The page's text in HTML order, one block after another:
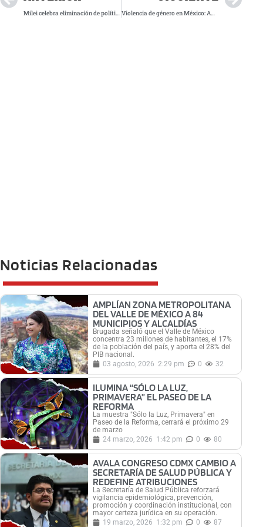
Milei celebra eliminación de políticas de género en el 8M; feministas denuncian aumento de femicidios Violencia de género en México: Amnistía Internacional exige acciones urgentes en el 8M
Noticias Relacionadas
AMPLÍAN ZONA METROPOLITANA
DEL VALLE DE MÉXICO A 84
MUNICIPIOS Y ALCALDÍAS
Brugada señaló que el Valle de México
concentra 23 millones de habitantes, el 17%
de la población del país, y aporta el 28% del
PIB nacional.
03 agosto, 2026 2:29 pm 0 32
ILUMINA “SÓLO LA LUZ,
PRIMAVERA” EL PASEO DE LA
REFORMA
La muestra "Sólo la Luz, Primavera" en
Paseo de la Reforma, cerrará el próximo 29
de marzo
24 marzo, 2026 1:42 pm 0 80
AVALA CONGRESO CDMX CAMBIO A
SECRETARÍA DE SALUD PÚBLICA Y
REDEFINE ATRIBUCIONES
La Secretaría de Salud Pública reforzará
vigilancia epidemiológica, prevención,
promoción y coordinación institucional, con
mayor certeza jurídica en su operación.
19 marzo, 2026 1:32 pm 0 87